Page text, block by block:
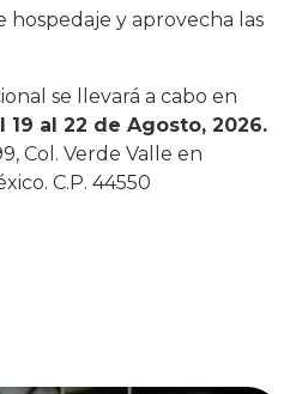
hospedaje y aprovecha las
se llevará a cabo en
19 al 22 de Agosto, 2026.
Col. Verde Valle en
C.P. 44550